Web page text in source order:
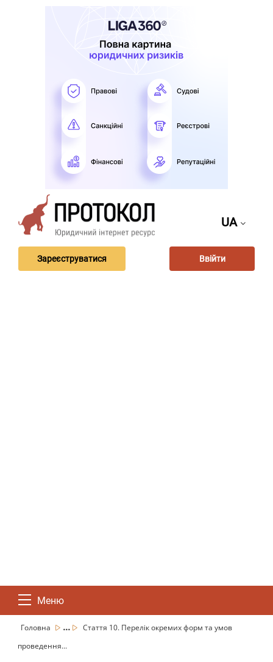
UA
Зареєструватися Ввійти
Меню
Головна ...
Стаття 10. Перелік окремих форм та умов
проведення...